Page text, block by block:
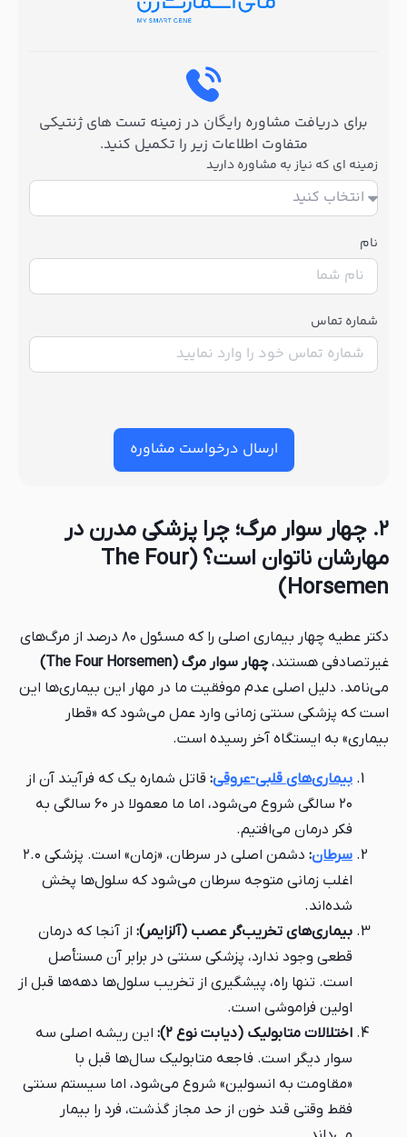
برای دریافت مشاوره رایگان در زمینه تست های ژنتیکی
متفاوت اطلاعات زیر را تکمیل کنید.
زمینه ای که نیاز به مشاوره دارید
نام
شماره تماس
ارسال درخواست مشاوره
۲. چهار سوار مرگ؛ چرا پزشکی مدرن در
مهارشان ناتوان است؟ (The Four
Horsemen)
دکتر عطیه چهار بیماری اصلی را که مسئول ۸۰ درصد از مرگ‌های
غیرتصادفی هستند،چهار سوار مرگ (The Four Horsemen)
می‌نامد. دلیل اصلی عدم موفقیت ما در مهار این بیماری‌ها این
است که پزشکی سنتی زمانی وارد عمل می‌شود که «قطار
بیماری» به ایستگاه آخر رسیده است.
بیماری‌های قلبی-عروقی: قاتل شماره یک که فرآیند آن از
۲۰ سالگی شروع می‌شود، اما ما معمولا در ۶۰ سالگی به
فکر درمان می‌افتیم.
سرطان:
دشمن اصلی در سرطان، «زمان» است. پزشکی ۲.۰
اغلب زمانی متوجه سرطان می‌شود که سلول‌ها پخش
شده‌اند.
بیماری‌های تخریب‌گر عصب (آلزایمر): از آنجا که درمان
قطعی وجود ندارد، پزشکی سنتی در برابر آن مستأصل
است. تنها راه، پیشگیری از تخریب سلول‌ها دهه‌ها قبل از
اولین فراموشی است.
اختلالات متابولیک (دیابت نوع ۲):
این ریشه اصلی سه
سوار دیگر است. فاجعه متابولیک سال‌ها قبل با
«مقاومت به انسولین» شروع می‌شود، اما سیستم سنتی
فقط وقتی قند خون از حد مجاز گذشت، فرد را بیمار